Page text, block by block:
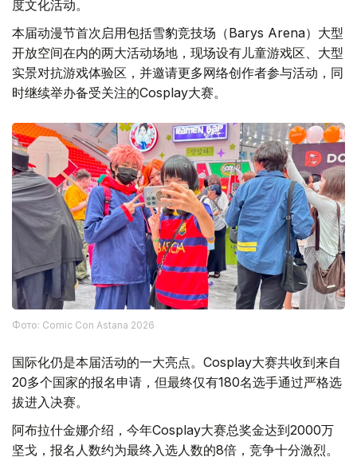
度文化活动。
本届动漫节首次启用包括雪豹竞技场（Barys Arena）大型
开放空间在内的两大活动场地，现场设有儿童游戏区、大型
实景对抗游戏体验区，并邀请更多网络创作者参与活动，同
时继续举办备受关注的Cosplay大赛。
Фото: Comic Con Astana 2026
国际化仍是本届活动的一大亮点。Cosplay大赛共收到来自
20多个国家的报名申请，但最终仅有180名选手通过严格选
拔进入决赛。
阿布拉什金娜介绍，今年Cosplay大赛总奖金达到2000万
坚戈，报名人数约为最终入选人数的8倍，竞争十分激烈。